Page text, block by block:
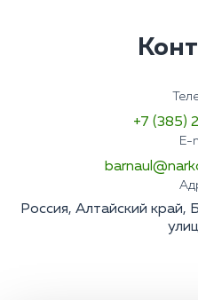
+7 (385)
E-
Россия, Алтайский край,